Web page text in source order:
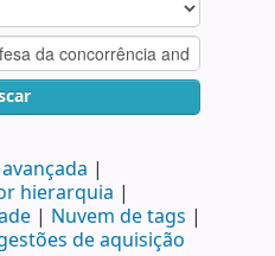
hierarquia
Nuvem de tags
de aquisição